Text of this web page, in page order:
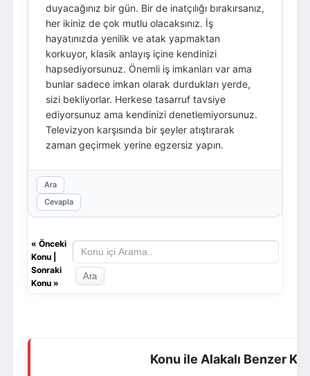
duyacağınız bir gün. Bir de inatçılığı bırakırsanız,
her ikiniz de çok mutlu olacaksınız. İş
hayatınızda yenilik ve atak yapmaktan
korkuyor, klasik anlayış içine kendinizi
hapsediyorsunuz. Önemli iş imkanları var ama
bunlar sadece imkan olarak durdukları yerde,
sizi bekliyorlar. Herkese tasarruf tavsiye
ediyorsunuz ama kendinizi denetlemiyorsunuz.
Televizyon karşısında bir şeyler atıştırarak
zaman geçirmek yerine egzersiz yapın.
Ara
Cevapla
« Önceki
Konu|
Sonraki
Konu»
Konu ile Alakalı Benzer